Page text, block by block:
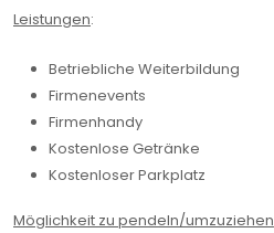
Leistungen:
Betriebliche Weiterbildung
Firmenevents
Firmenhandy
Kostenlose Getränke
Kostenloser Parkplatz
Möglichkeit zu pendeln/umzuziehen